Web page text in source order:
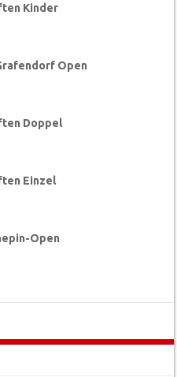
Kinder
Open
Doppel
Einzel
Open